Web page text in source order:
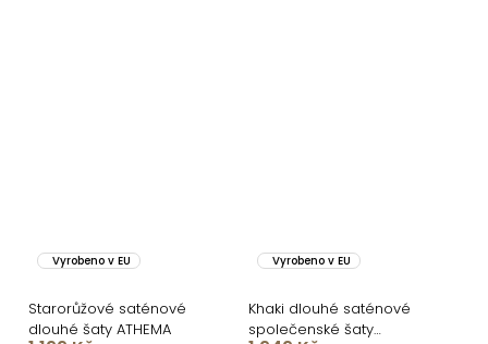
Vyrobeno v EU
Starorůžové saténové
dlouhé šaty ATHEMA
Vyrobeno v EU
Khaki dlouhé saténové
společenské šaty